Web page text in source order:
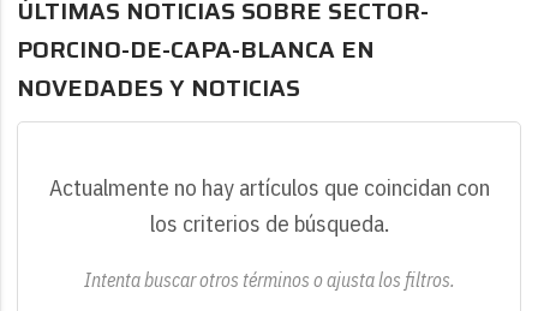
ÚLTIMAS NOTICIAS SOBRE SECTOR-
PORCINO-DE-CAPA-BLANCA EN
NOVEDADES Y NOTICIAS
Actualmente no hay artículos que coincidan con
los criterios de búsqueda.
Intenta buscar otros términos o ajusta los filtros.